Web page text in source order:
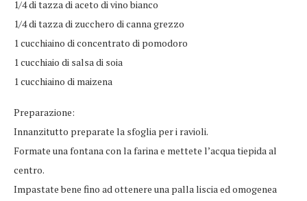
1/4 di tazza di aceto di vino bianco
1/4 di tazza di zucchero di canna grezzo
1 cucchiaino di concentrato di pomodoro
1 cucchiaio di salsa di soia
1 cucchiaino di maizena
Preparazione:
Innanzitutto preparate la sfoglia per i ravioli.
Formate una fontana con la farina e mettete l’acqua tiepida al
centro.
Impastate bene fino ad ottenere una palla liscia ed omogenea